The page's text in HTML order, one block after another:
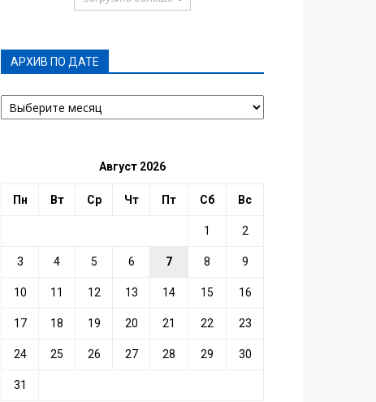
АРХИВ ПО ДАТЕ
АРХИВ
ПО
Август 2026
Пн Вт Ср Чт Пт Сб Вс
1 2
3 4 5 6 7 8 9
10 11 12 13 14 15 16
17 18 19 20 21 22 23
24 25 26 27 28 29 30
31